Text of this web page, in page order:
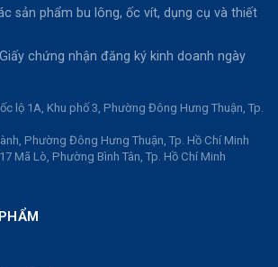
sản phẩm bu lông, ốc vít, dụng cụ và thiết
chứng nhận đăng ký kinh doanh ngày
lộ 1A, Khu phố 3, Phường Đông Hưng Thuận, Tp.
Phường Đông Hưng Thuận, Tp. Hồ Chí Minh
Mã Lò, Phường Bình Tân, Tp. Hồ Chí Minh